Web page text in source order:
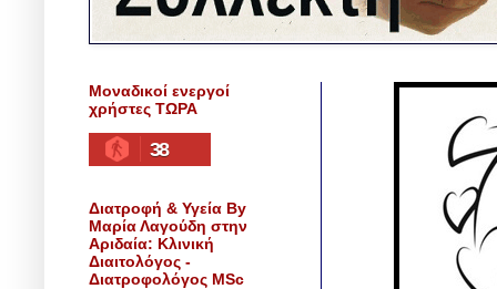
Μοναδικοί ενεργοί
χρήστες ΤΩΡΑ
38
Διατροφή & Υγεία By
Μαρία Λαγούδη στην
Αριδαία: Κλινική
Διαιτολόγος -
Διατροφολόγος MSc